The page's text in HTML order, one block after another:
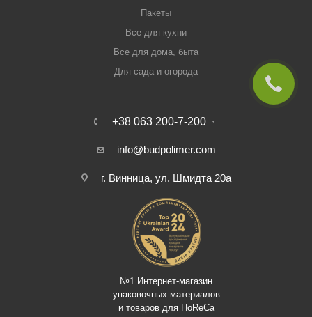
Пакеты
Все для кухни
Все для дома, быта
Для сада и огорода
+38 063 200-7-200
info@budpolimer.com
г. Винница, ул. Шмидта 20а
№1 Интернет-магазин
упаковочных материалов
и товаров для HoReCa